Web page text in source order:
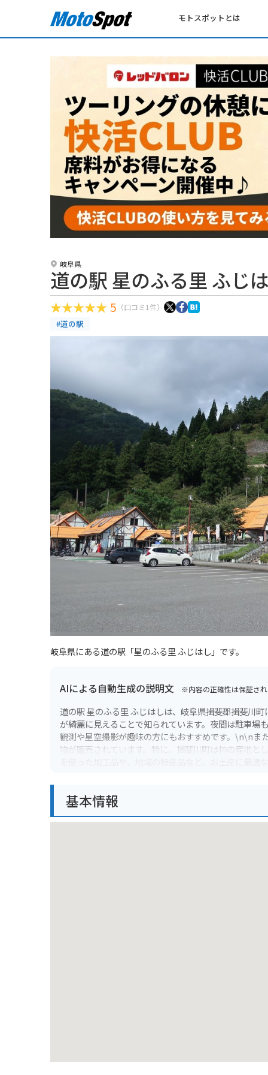
モトスポットとは
岐阜県
道の駅 星のふる里 ふじ
5 （口コミ1件）
#道の駅
岐阜県にある道の駅「星のふる里 ふじはし」です。
AIによる自動生成の説明文 ※内容の正確性は保証さ
道の駅 星のふる里 ふじはしは、岐阜県揖斐郡揖斐川
が綺麗に見えることで知られています。夜間は駐車場
観測や星空撮影が趣味の方にもおすすめです。\n\nま
物が販売されています。特に、揖斐川町は柿の産地と
拠点に、岐阜県の自然を満喫するツーリングを楽しん
基本情報